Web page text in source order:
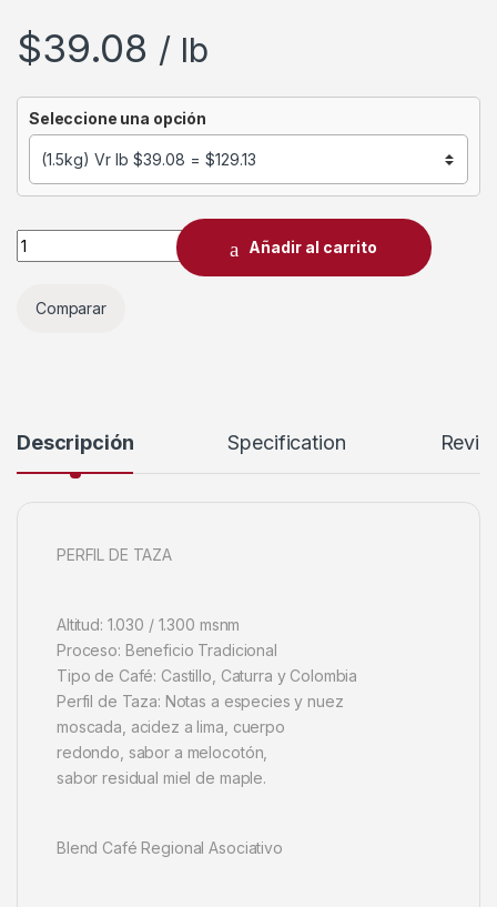
$39.08 / lb
Seleccione una opción
Añadir al carrito
Comparar
Descripción Specification
PERFIL DE TAZA
Altitud: 1.030 / 1.300 msnm
Proceso: Beneficio Tradicional
Tipo de Café: Castillo, Caturra y Colombia
Perfil de Taza: Notas a especies y nuez
moscada, acidez a lima, cuerpo
redondo, sabor a melocotón,
sabor residual miel de maple.
Blend Café Regional Asociativo